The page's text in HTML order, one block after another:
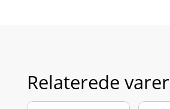
Relaterede varer